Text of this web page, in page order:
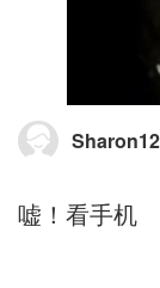
嘘！看手机